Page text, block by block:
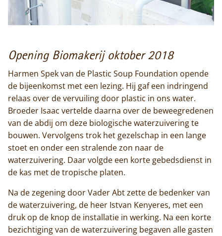
Opening Biomakerij oktober 2018
Harmen Spek van de Plastic Soup Foundation opende
de bijeenkomst met een lezing. Hij gaf een indringend
relaas over de vervuiling door plastic in ons water.
Broeder Isaac vertelde daarna over de beweegredenen
van de abdij om deze biologische waterzuivering te
bouwen. Vervolgens trok het gezelschap in een lange
stoet en onder een stralende zon naar de
waterzuivering. Daar volgde een korte gebedsdienst in
de kas met de tropische platen.
Na de zegening door Vader Abt zette de bedenker van
de waterzuivering, de heer Istvan Kenyeres, met een
druk op de knop de installatie in werking. Na een korte
bezichtiging van de waterzuivering begaven alle gasten